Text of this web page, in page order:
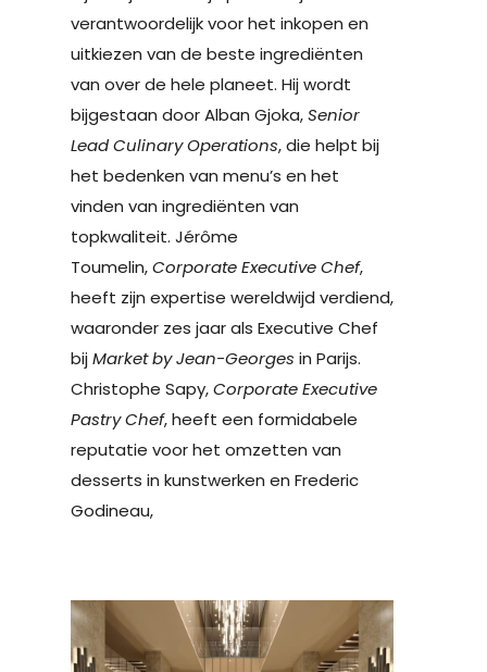
verantwoordelijk voor het inkopen en
uitkiezen van de beste ingrediënten
van over de hele planeet. Hij wordt
bijgestaan door Alban Gjoka,Senior
Lead Culinary Operations, die helpt bij
het bedenken van menu’s en het
vinden van ingrediënten van
topkwaliteit. Jérôme
Toumelin,Corporate Executive Chef,
heeft zijn expertise wereldwijd verdiend,
waaronder zes jaar als Executive Chef
bijMarket by Jean-Georges in Parijs.
Christophe Sapy,Corporate Executive
Pastry Chef, heeft een formidabele
reputatie voor het omzetten van
desserts in kunstwerken en Frederic
Godineau,